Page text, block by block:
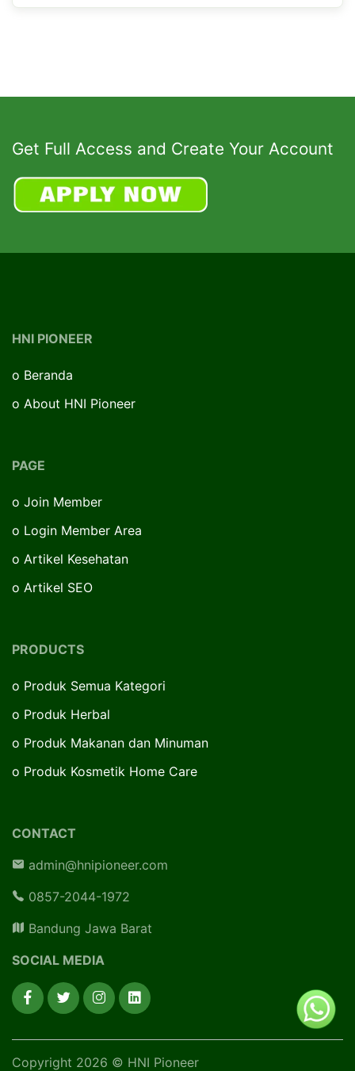
Get Full Access and Create Your Account
HNI PIONEER
o Beranda
o About HNI Pioneer
PAGE
o Join Member
o Login Member Area
o Artikel Kesehatan
o Artikel SEO
PRODUCTS
o Produk Semua Kategori
o Produk Herbal
o Produk Makanan dan Minuman
o Produk Kosmetik Home Care
CONTACT
admin@hnipioneer.com
0857-2044-1972
Bandung Jawa Barat
SOCIAL MEDIA
Copyright 2026 © HNI Pioneer